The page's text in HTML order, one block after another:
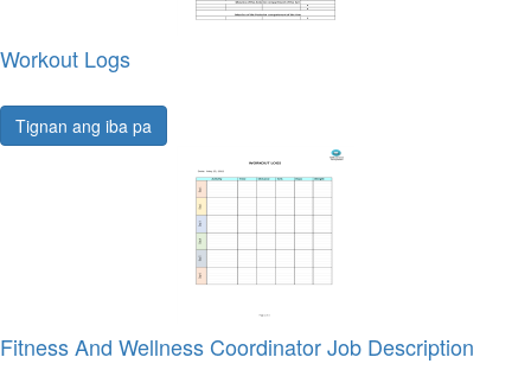
Workout Logs
Tignan ang iba pa
Fitness And Wellness Coordinator Job Description